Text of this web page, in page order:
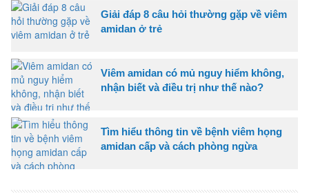
Giải đáp 8 câu hỏi thường gặp về viêm
amidan ở trẻ
Viêm amidan có mủ nguy hiểm không,
nhận biết và điều trị như thế nào?
Tìm hiểu thông tin về bệnh viêm họng
amidan cấp và cách phòng ngừa